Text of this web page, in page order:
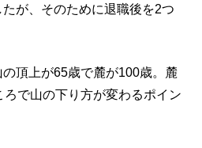
が、そのために退職後を2つ
頂上が65歳で麓が100歳。麓
で山の下り方が変わるポイン